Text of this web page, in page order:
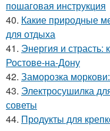
пошаговая инструкция
40. Какие природные
для отдыха
41. Энергия и
Ростове-на-Дону
42. Заморозка
43. Электросушилка
советы
44. Продукты для